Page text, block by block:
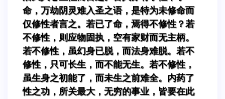
命，万劫阴灵难入圣之语，是特为未修命而
仅修性者言之。若已了命，焉得不修性？若
不修性，则应物固执，空有家财而无主柄。
若不修性，虽幻身已脱，而法身难脱。若不
修性，只可长生，而不能无生。若不修性，
虽生身之初能了，而未生之前难全。内药了
性之功，所关最大，无穷的事业，皆要在此